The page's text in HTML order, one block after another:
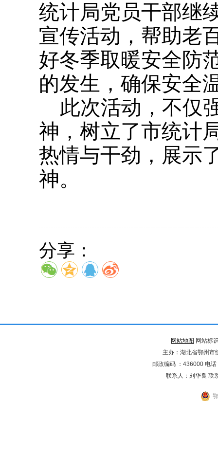
统计局党员干部继
宣传活动，帮助老
好冬季取暖安全防
的发生，确保安全
此次活动，不仅
神，树立了市统计
热情与干劲，展示
神。
分享：
网站地图 网站标
主办：湖北省鄂州
邮政编码 ：436000 电
联系人：刘华良 联